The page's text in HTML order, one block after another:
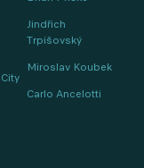
Jindřich
Trpišovský
Miroslav Koubek
Carlo Ancelotti